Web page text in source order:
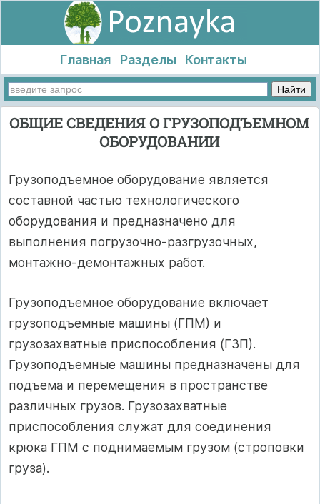
Главная Разделы Контакты
ОБЩИЕ СВЕДЕНИЯ О ГРУЗОПОДЪЕМНОМ
ОБОРУДОВАНИИ
Грузоподъемное оборудование является
составной частью технологического
оборудования и предназначено для
выполнения погрузочно-разгрузочных,
монтажно-демонтажных работ.
Грузоподъемное оборудование включает
грузоподъемные машины (ГПМ) и
грузозахватные приспособления (ГЗП).
Грузоподъемные машины предназначены для
подъема и перемещения в пространстве
различных грузов. Грузозахватные
приспособления служат для соединения
крюка ГПМ с поднимаемым грузом (строповки
груза).